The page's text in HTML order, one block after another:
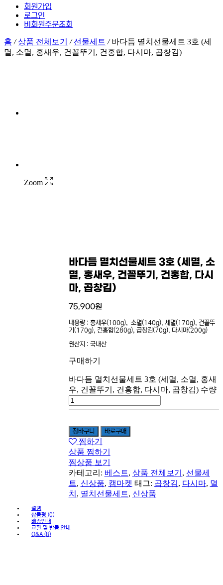
회원가입
로그인
비회원주문조회
홈 / 상품 전체보기 / 선물세트 /바다듬 멸치선물세트 3호 (세
멸, 소멸, 홍새우, 건꼴뚜기, 건홍합, 다시마, 곱창김)
Zoom
바다듬 멸치선물세트 3호 (세멸, 소
멸, 홍새우, 건꼴뚜기, 건홍합, 다시
마, 곱창김)
75,900원
내용량 : 홍새우(100g), 소멸(140g), 세멸(170g), 건꼴뚜
기(170g), 건홍합(280g), 곱창김(70g), 다시마(200g)
원산지 : 국내산
구매하기
바다듬 멸치선물세트 3호 (세멸, 소멸, 홍새
우, 건꼴뚜기, 건홍합, 다시마, 곱창김) 수량
장바구니 바로구매
찜하기
상품 찜하기
찜상품 보기
카테고리: 베스트, 상품 전체보기 , 선물세
트, 신상품, 캠마켓 태그: 곱창김, 다시마, 멸
치 , 멸치선물세트, 신상품
설명
상품평 (0)
배송안내
교환 및 반품 안내
Q&A (8)